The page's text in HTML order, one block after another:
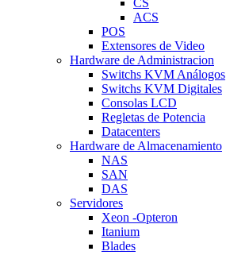
CS
ACS
POS
Extensores de Video
Hardware de Administracion
Switchs KVM Análogos
Switchs KVM Digitales
Consolas LCD
Regletas de Potencia
Datacenters
Hardware de Almacenamiento
NAS
SAN
DAS
Servidores
Xeon -Opteron
Itanium
Blades